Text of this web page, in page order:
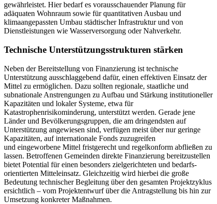
gewährleistet. Hier bedarf es vorausschauender Pla­nung für
adäquaten Wohnraum sowie für quan­titativen Ausbau und
klimaangepassten Umbau städtischer Infrastruktur und von
Dienstleistungen wie Wasserversorgung oder Nahverkehr.
Technische Unterstützungs­strukturen stärken
Neben der Bereitstellung von Finanzierung ist technische
Unterstützung ausschlag­gebend dafür, einen effektiven Einsatz der
Mittel zu ermöglichen. Dazu sollten regio­nale, staat­liche und
subnationale Anstrengungen zu Aufbau und Stärkung insti­tu­tioneller
Kapazitäten und lokaler Syste­me, etwa für
Katastrophenrisikominderung, unterstützt werden. Gerade jene
Länder und Bevölkerungsgruppen, die am drin­gendsten auf
Unterstützung angewiesen sind, ver­fügen meist über nur geringe
Kapa­zitäten, auf internationale Fonds zuzugreifen
und eingeworbene Mittel fristgerecht und regelkonform abfließen zu
lassen. Betroffenen Gemeinden direkte Finanzierung bereitzustellen
bietet Potential für einen besonders zielgerichteten und be­darfs­
orientierten Mitteleinsatz. Gleichzeitig wird hierbei die große
Bedeutung technischer Begleitung über den gesamten Projekt­zyklus
ersichtlich – vom Projektentwurf über die Antragstellung bis hin zur
Um­setzung konkreter Maßnahmen.